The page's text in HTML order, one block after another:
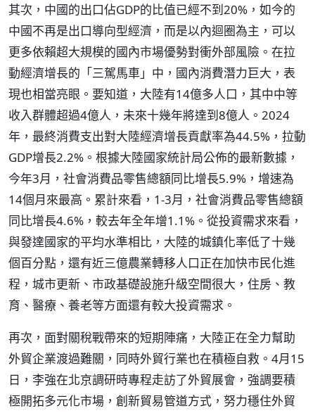
其次，中國的出口佔GDP的比值已經不到20%，如今的
中國不再是出口導向型經濟，而是以內迴圈為主，可以
更多依賴超大規模的國內市場優勢對衝外部風險。在拉
動經濟增長的「三駕馬車」中，國內消費潛力巨大，表
現也相當亮眼。要知道，大陸有14億多人口，其中中等
收入群體超過4億人，未來十幾年將達到8億人。2024
年，最終消費支出對大陸經濟增長貢獻率為44.5%，拉動
GDP增長2.2%。根據大陸國家統計局公佈的最新數據，
今年3月，社會消費品零售總額同比增長5.9%，增速為
14個月來最高。累計來看，1-3月，社會消費品零售總額
同比增長4.6%，較去年全年增1.1%。從投資需求來看，
與發達國家的平均水準相比，大陸的城鎮化率低了十幾
個百分點，還有近三億農業轉移人口正在加快市民化進
程，城市更新、市政基礎設施升級空間很大，住房、教
育、醫療、養老等方面還有較大投資需求。
再次，面對關稅戰帶來的短期陣痛，大陸正在全力幫助
外貿企業渡過難關，同時外貿行業也在積極自救。4月15
日，李強在北京調研時專程走訪了外貿展會，強調要積
極開拓多元化市場，創新貿易管道方式，努力穩住外貿